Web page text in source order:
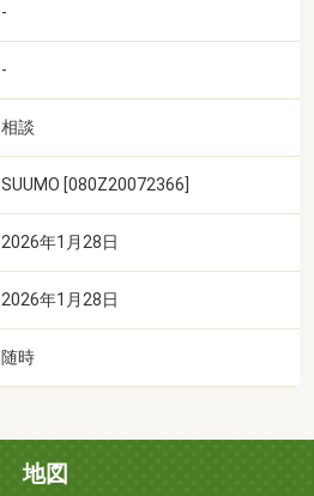
-
-
相談
SUUMO [080Z20072366]
2026年1月28日
2026年1月28日
随時
地図